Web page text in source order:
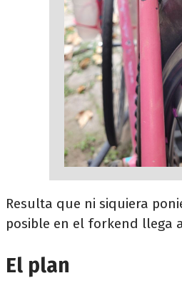
Resulta que ni siquiera
posible en el forkend llega
El plan